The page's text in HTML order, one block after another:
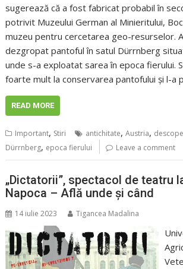
sugerează că a fost fabricat probabil în
potrivit Muzeului German al Minieritului,
muzeu pentru cercetarea geo-resurselor.
dezgropat pantoful în satul Dürrnberg
unde s-a exploatat sarea în epoca fierului.
foarte mult la conservarea pantofului și l-a
READ MORE
Important, Stiri antichitate,Austria,
Dürrnberg, epoca fierului Leave a comment
„Dictatorii”, spectacol de teatru
Napoca – Află unde și când
14 iulie 2023 Tigancea Madalina